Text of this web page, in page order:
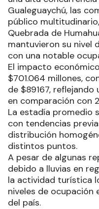
Gualeguaychú, las
público
Quebrada de
mantuvieron su nivel
con una notable
El impacto
$701.064 millones,
de $89167,
en comparación con
La estadía promedio
con tendencias
distribución
distintos puntos.
A pesar de algunas
debido a lluvias en
la actividad turística
niveles de ocupación
del país.